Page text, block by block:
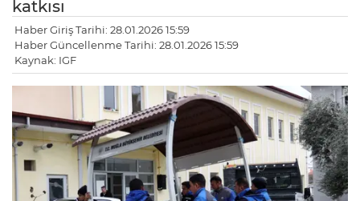
katkısı
Haber Giriş Tarihi: 28.01.2026 15:59
Haber Güncellenme Tarihi: 28.01.2026 15:59
Kaynak: IGF